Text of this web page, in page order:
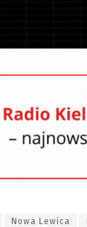
Nowa Lewica